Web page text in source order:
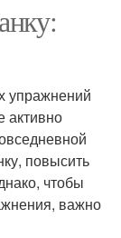
упражнений
активно
повысить
чтобы
важно